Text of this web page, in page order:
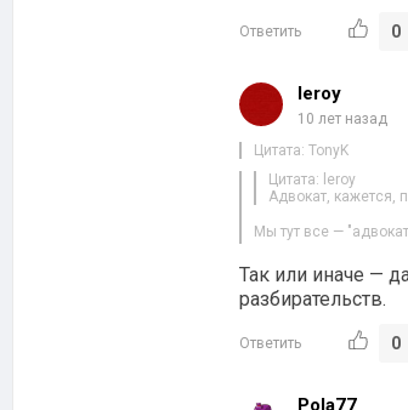
Ответить 0
leroy
10 лет назад
Цитата: TonyK
Цитата: leroy
Адвокат, кажется,
Мы тут все —
Так или иначе —
разбирательств.
Ответить 0
Pola77